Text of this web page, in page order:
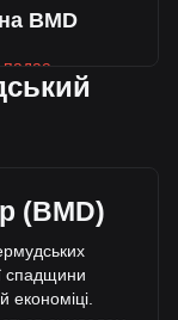
BMD
за XRP, а
на +30.06%
дня обсяг
(BMD)
спадщини
економіці.